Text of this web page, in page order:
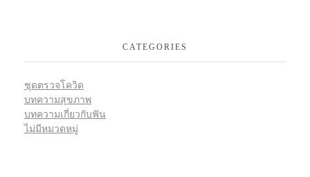
CATEGORIES
ชุดตรวจโควิด
บทความสุขภาพ
บทความเกี่ยวกับฟัน
ไม่มีหมวดหมู่